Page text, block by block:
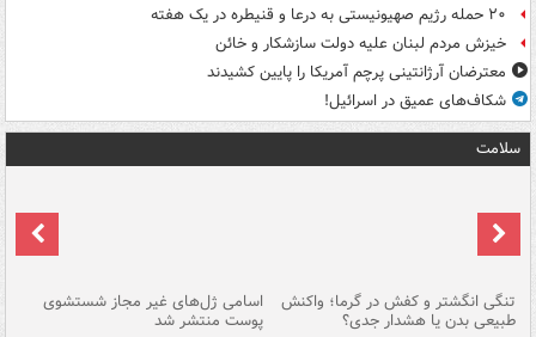
۲۰ حمله رژیم صهیونیستی به درعا و قنیطره در یک هفته
خیزش مردم لبنان علیه دولت سازشکار و خائن
معترضان آرژانتینی پرچم آمریکا را پایین کشیدند
شکاف‌های عمیق در اسرائیل!
سلامت
تنگی انگشتر و کفش در گرما؛ واکنش
طبیعی بدن یا هشدار جدی؟
اسامی ژل‌های غیر مجاز شستشوی
پوست منتشر شد